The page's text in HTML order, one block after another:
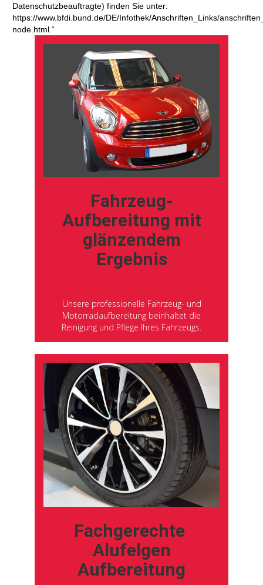
Datenschutzbeauftragte) finden Sie unter:
https://www.bfdi.bund.de/DE/Infothek/Anschriften_Links/
node.html.“
Fahrzeug-
Aufbereitung mit
glänzendem
Ergebnis
Unsere professionelle Fahrzeug- und
Motorradaufbereitung beinhaltet die
Reinigung und Pflege Ihres Fahrzeugs.
Fachgerechte
Alufelgen
Aufbereitung